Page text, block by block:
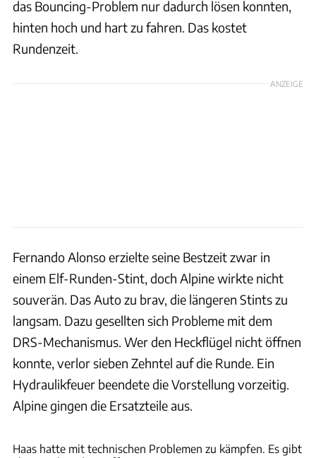
das Bouncing-Problem nur dadurch lösen konnten,
hinten hoch und hart zu fahren. Das kostet
Rundenzeit.
ANZEIGE
Fernando Alonso erzielte seine Bestzeit zwar in
einem Elf-Runden-Stint, doch Alpine wirkte nicht
souverän. Das Auto zu brav, die längeren Stints zu
langsam. Dazu gesellten sich Probleme mit dem
DRS-Mechanismus. Wer den Heckflügel nicht öffnen
konnte, verlor sieben Zehntel auf die Runde. Ein
Hydraulikfeuer beendete die Vorstellung vorzeitig.
Alpine gingen die Ersatzteile aus.
Haas hatte mit technischen Problemen zu kämpfen. Es gibt